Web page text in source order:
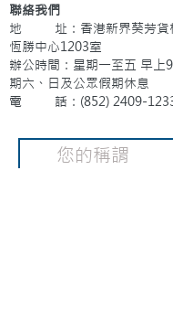
聯絡我們
地 址：香港新界葵芳貨
恆勝中心1203室
辦公時間：星期一至五 早上
期六、日及公眾假期休息
電 話：(852) 2409-